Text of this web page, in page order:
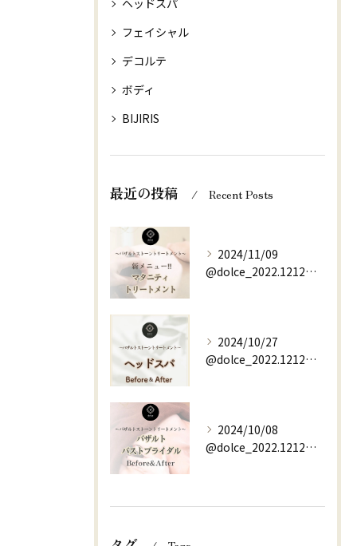
ヘッドスパ
フェイシャル
デコルテ
ボディ
BIJIRIS
最近の投稿 Recent Posts
2024/11/09
@dolce_2022.1212⇚他の投稿はこちらから
2024/10/27
@dolce_2022.1212⇚他の投稿はこちらから
2024/10/08
@dolce_2022.1212⇚他の投稿はこちらから